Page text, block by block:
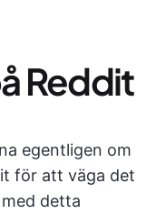
Reddit
egentligen om
för att väga det
detta